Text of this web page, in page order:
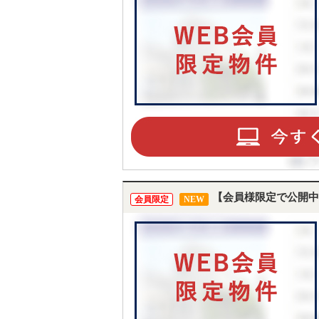
会員限定 NEW 【会員様限定で公開